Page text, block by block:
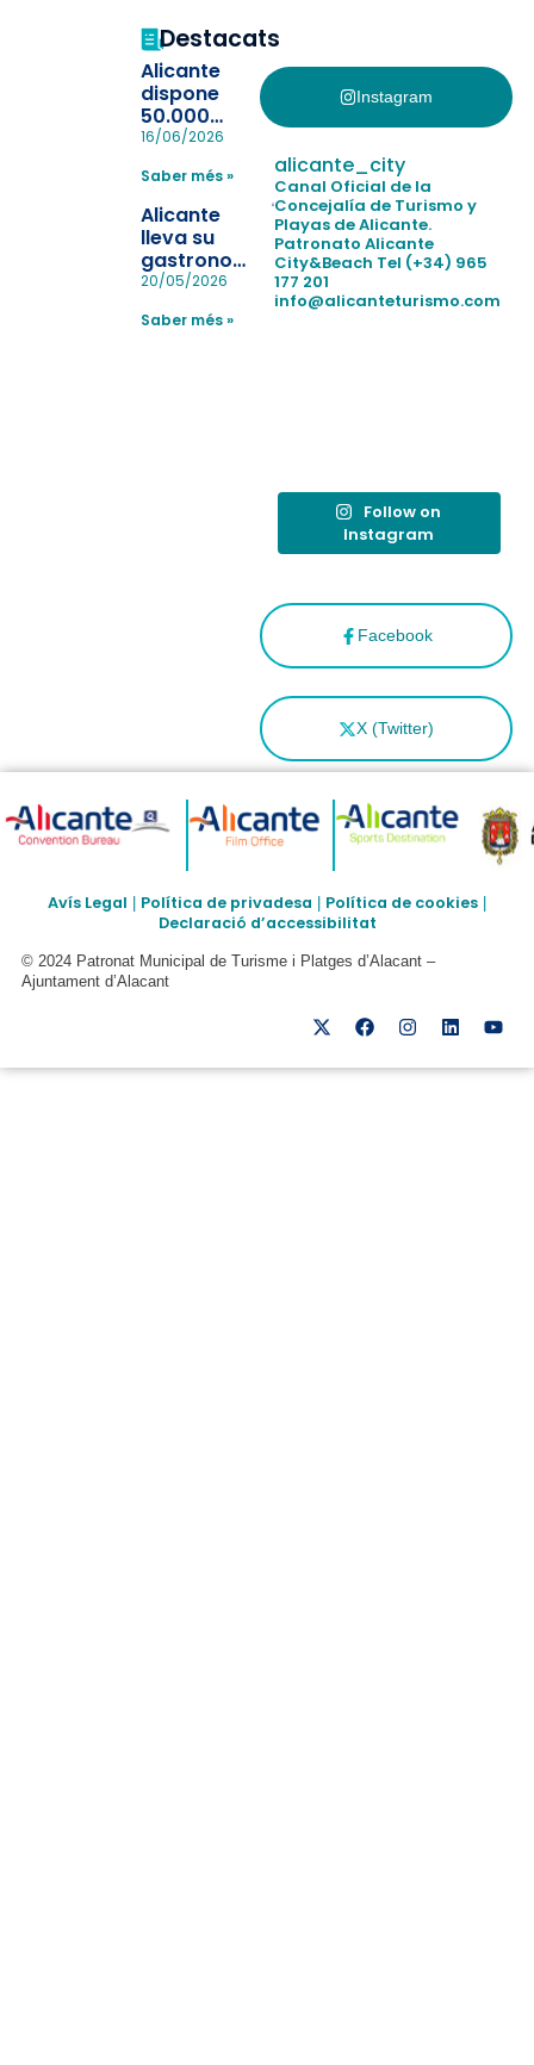
Destacats
Alicante
dispone
50.000
pulseras
la
pérdida de niños
en las
playas y
realiza con
éxito un
simulacro de socorrismo
16/06/2026
Saber més »
Alicante
lleva su
gastronomía
a Madrid
reforzar el
20/05/2026
Saber més »
Instagram
Facebook
X (Twitter)
alicante_city
Canal Oficial de la
Concejalía de Turismo y
Playas de Alicante.
Patronato Alicante
City&Beach Tel (+34) 965
177 201
info@alicanteturismo.com
Follow on
Instagram
Avís Legal Política de privadesa Política de cookies
Declaració d’accessibilitat
© 2024 Patronat Municipal de Turisme i Platges d’Alacant –
Ajuntament d’Alacant